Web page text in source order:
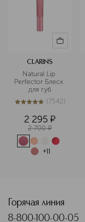
CLARINS
Natural Lip
Perfector Блеск
для губ
5из 57542 (7542)
2 295 ¤
2 700 ¤
+11
Горячая линия
8-800-100-00-05